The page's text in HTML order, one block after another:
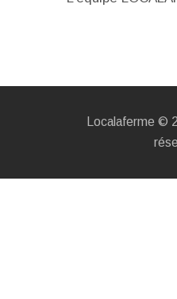
Localaferme ©